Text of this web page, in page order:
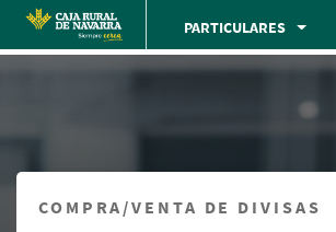
main
PARTICULARES
espere...
COMPRA/VENTA DE DIVISAS